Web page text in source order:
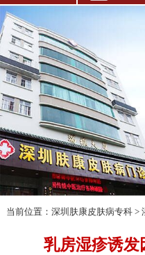
当前位置： 深圳肤康皮肤病专科>
乳房湿疹诱发